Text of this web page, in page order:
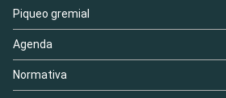
Piqueo gremial
Agenda
Normativa